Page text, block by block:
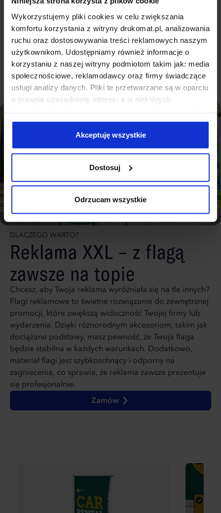
Wykorzystujemy pliki cookies w celu zwiększania
komfortu korzystania z witryny drukomat.pl, analizowania
ruchu oraz dostosowywania treści reklamowych naszym
użytkownikom. Udostępniamy również informacje o
korzystaniu z naszej witryny podmiotom takim jak: media
społecznościowe, reklamodawcy oraz firmy świadczące
usługi analizy danych. Pliki te przetwarzane są w oparciu
o prawnie uzasadniony interes, a w niektórych
Niektóre z plików cookies dostarczane i przetwarzane są
przez naszych zewnętrznych partnerów, z których listą
możesz zapoznać się poniżej. Klikając “Akceptuję
wszystkich wymienionych wcześniej rodzajów cookies
(ciasteczek). Jeśli klikniesz "Odrzucam wszystkie",
strony. Jeżeli chcesz samodzielnie zdecydować, jakie
Akceptuję wszystkie
Dostosuj
Odrzucam wszystkie
lub przed siedzibą swojej firmy, aby wyróżnić swoją
Pełna specyfikacja
DLACZEGO WARTO?
Reklama XXL – z flagą
zawsze na topie
Chcesz, aby Twoja reklama wyróżniała się na tle innych?
Flagi reklamowe to świetne rozwiązanie do zewnętrznej
promocji, które zwiększą widoczność Twojej firmy lub
wydarzenia. Dzięki różnorodnym akcesoriom, takim jak
dociążane podstawy, masz pewność, że Twoja flaga
będzie stabilna w każdych warunkach. Dodatkowo,
materiał flagi jest szybkoschnący i odporny na
zagniecenia, co sprawia, że reklama zawsze prezentuje
się profesjonalnie.
Zamów